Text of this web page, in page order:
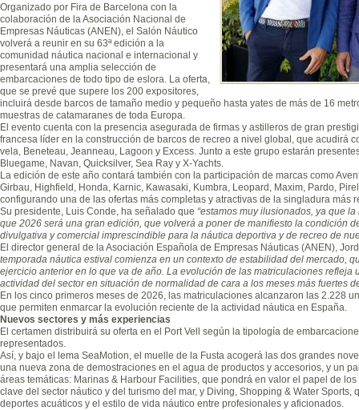
Organizado por Fira de Barcelona con la
colaboración de la Asociación Nacional de
Empresas Náuticas (ANEN), el Salón Náutico
volverá a reunir en su 63ª edición a la
comunidad náutica nacional e internacional y
presentará una amplia selección de
embarcaciones de todo tipo de eslora. La oferta,
que se prevé que supere los 200 expositores,
incluirá desde barcos de tamaño medio y pequeño hasta yates de más de 16
muestras de catamaranes de toda Europa.
El evento cuenta con la presencia asegurada de firmas y astilleros de gran
francesa líder en la construcción de barcos de recreo a nivel global, que acudirá
vela, Beneteau, Jeanneau, Lagoon y Excess. Junto a este grupo estarán
Bluegame, Navan, Quicksilver, Sea Ray y X-Yachts.
La edición de este año contará también con la participación de marcas como
Girbau, Highfield, Honda, Karnic, Kawasaki, Kumbra, Leopard, Maxim, Pardo,
configurando una de las ofertas más completas y atractivas de la singladura más
Su presidente, Luis Conde, ha señalado que “estamos muy ilusionados, ya que
que 2026 será una gran edición, que volverá a poner de manifiesto la condición
divulgativa y comercial imprescindible para la náutica deportiva y de recreo de
El director general de la Asociación Española de Empresas Náuticas (ANEN),
temporada náutica estival comienza en un contexto de estabilidad del mercado,
ejercicio anterior en lo que va de año. La evolución de las matriculaciones refleja
actividad del sector en situación de normalidad de cara a los meses más fuertes
En los cinco primeros meses de 2026, las matriculaciones alcanzaron las 2.228
que permiten enmarcar la evolución reciente de la actividad náutica en España.
Nuevos sectores y más experiencias
El certamen distribuirá su oferta en el Port Vell según la tipología de
representados.
Así, y bajo el lema SeaMotion, el muelle de la Fusta acogerá las dos grandes
una nueva zona de demostraciones en el agua de productos y accesorios, y un
áreas temáticas: Marinas & Harbour Facilities, que pondrá en valor el papel de
clave del sector náutico y del turismo del mar, y Diving, Shopping & Water Sports,
deportes acuáticos y el estilo de vida náutico entre profesionales y aficionados.